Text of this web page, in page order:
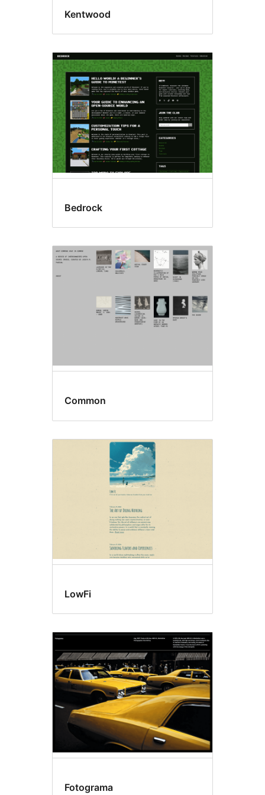
Kentwood
Bedrock
Common
LowFi
Fotograma